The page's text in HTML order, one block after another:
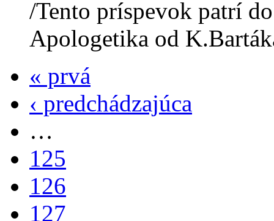
/Tento príspevok patrí
Apologetika od
« prvá
‹ predchádzajúca
…
125
126
127